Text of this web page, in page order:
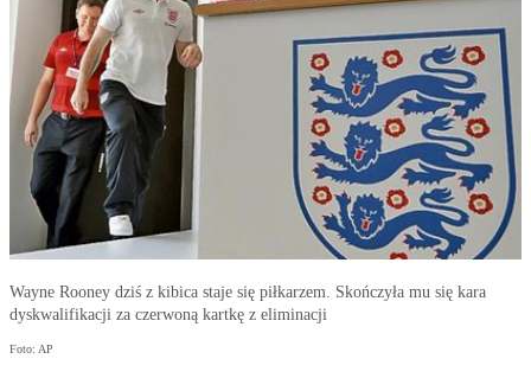
Wayne Rooney dziś z kibica staje się piłkarzem. Skończyła mu się kara
dyskwalifikacji za czerwoną kartkę z eliminacji
Foto: AP